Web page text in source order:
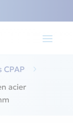
CPAP
5
acier